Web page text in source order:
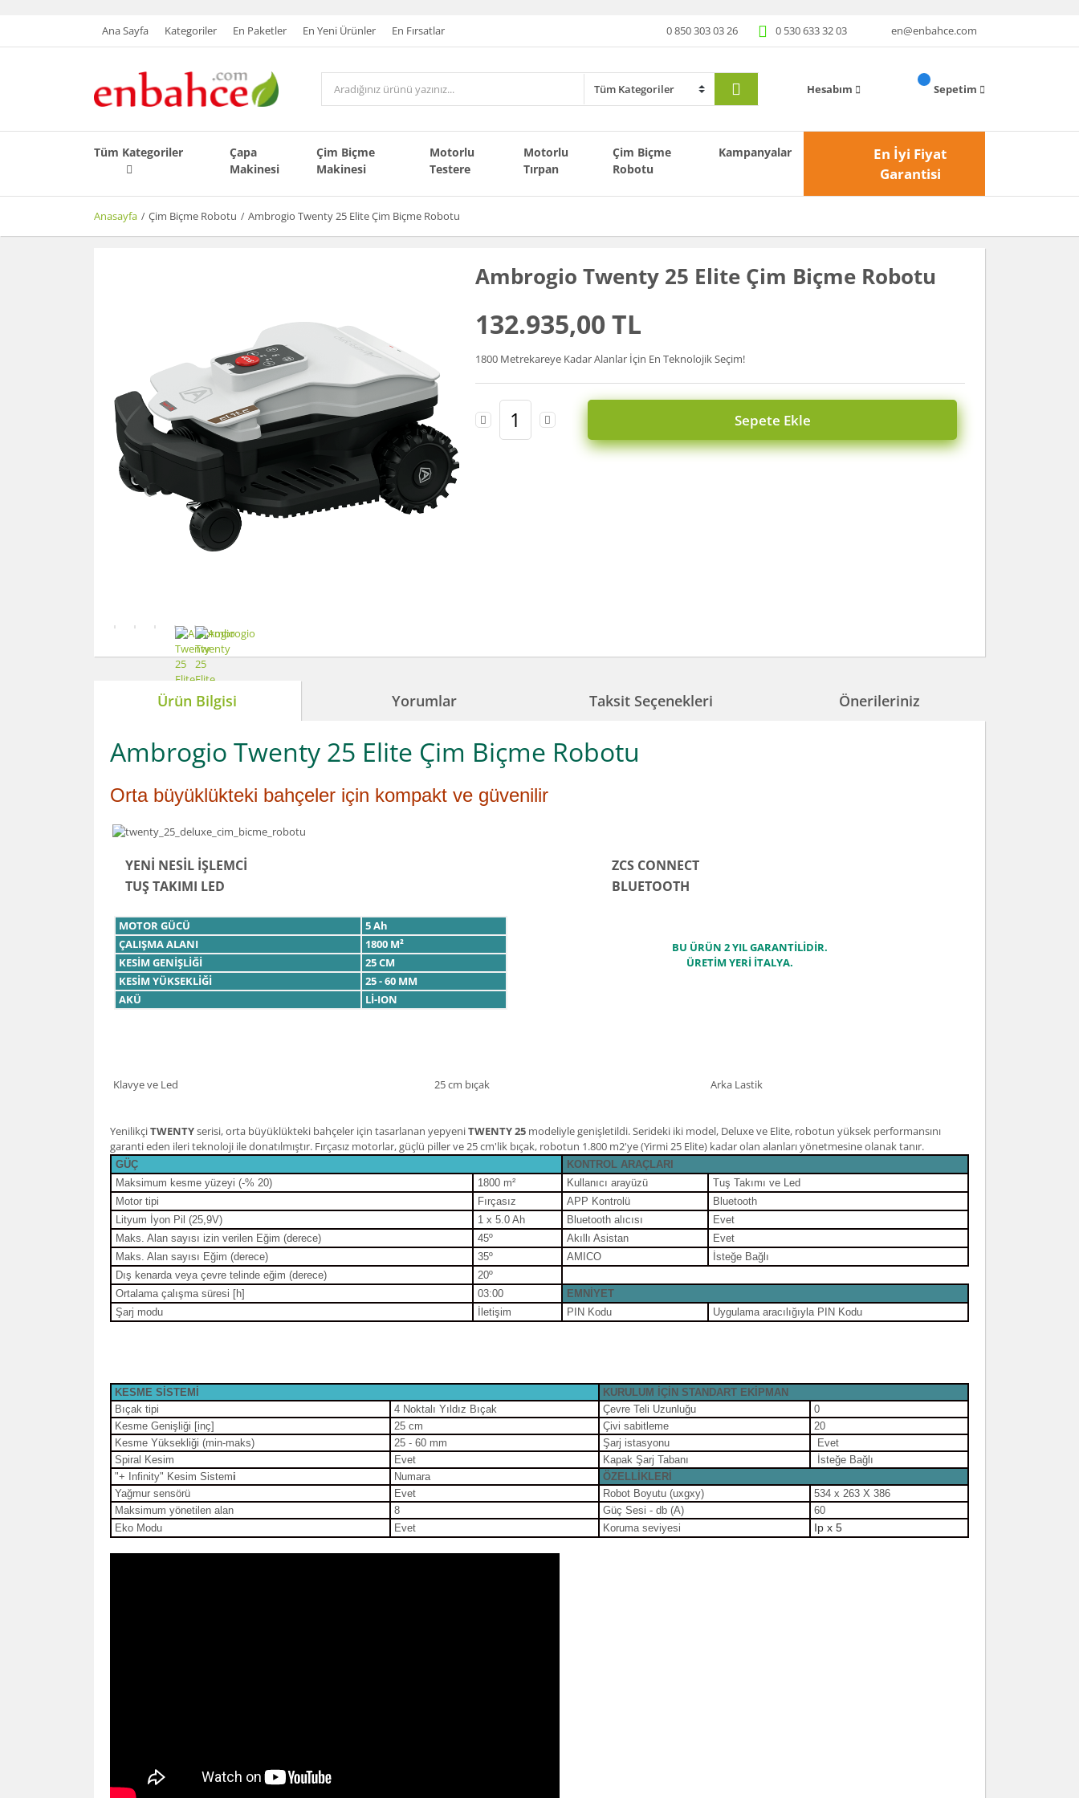
Ana Sayfa Kategoriler En Paketler En Yeni Ürünler En Fırsatlar 0 850 303 03 26 0 530 633 32 03 en@enbahce.com
Hesabım Sepetim
Tüm Kategoriler
Çapa
Makinesi
Çim Biçme
Makinesi
Motorlu
Testere
Motorlu
Tırpan
Çim Biçme
Robotu
Kampanyalar
En İyi Fiyat
Garantisi
Anasayfa Çim Biçme Robotu Ambrogio Twenty 25 Elite Çim Biçme Robotu
Ambrogio Twenty 25 Elite Çim Biçme Robotu
132.935,00 TL
1800 Metrekareye Kadar Alanlar İçin En Teknolojik Seçim!
Sepete Ekle
Ürün Bilgisi Yorumlar Taksit Seçenekleri Önerileriniz
Ambrogio Twenty 25 Elite Çim Biçme Robotu
Orta büyüklükteki bahçeler için kompakt ve güvenilir
YENİ NESİL İŞLEMCİ
ZCS CONNECT
TUŞ TAKIMI LED
BLUETOOTH
MOTOR GÜCÜ
5 Ah
ÇALIŞMA ALANI
1800 M²
KESİM GENİŞLİĞİ
25 CM
KESİM YÜKSEKLİĞİ
25 - 60 MM
AKÜ
Lİ-ION
BU ÜRÜN 2 YIL GARANTİLİDİR.
ÜRETİM YERİ İTALYA.
Klavye ve Led 25 cm bıçak Arka Lastik
YenilikçiTWENTYserisi, orta büyüklükteki bahçeler için tasarlanan yepyeniTWENTY 25 modeliyle genişletildi. Serideki iki model, Deluxe ve Elite, robotun yüksek performansını
garanti eden ileri teknoloji ile donatılmıştır. Fırçasız motorlar, güçlü piller ve 25 cm'lik bıçak, robotun 1.800 m2'ye (Yirmi 25 Elite) kadar olan alanları yönetmesine olanak tanır.
GÜÇ
KONTROL ARAÇLARI
Maksimum kesme yüzeyi (-% 20)
1800 m² Kullanıcı arayüzü
Tuş Takımı ve Led
Motor tipi
Fırçasız APP Kontrolü
Bluetooth
Lityum İyon Pil (25,9V) 1 x 5.0 Ah Bluetooth alıcısı
Evet
Maks. Alan sayısı izin verilen Eğim (derece)
45º Akıllı Asistan
Evet
Maks. Alan sayısı Eğim (derece)
35º AMICO
İsteğe Bağlı
Dış kenarda veya çevre telinde eğim (derece)
20º
Ortalama çalışma süresi [h]
03:00
EMNİYET
Şarj modu
İletişim PIN Kodu Uygulama aracılığıyla PIN Kodu
KESME SİSTEMİ
KURULUM İÇİN STANDART EKİPMAN
Bıçak tipi 4 Noktalı Yıldız Bıçak Çevre Teli Uzunluğu
0
Kesme Genişliği [inç]
25 cm Çivi sabitleme
20
Kesme Yüksekliği (min-maks)
25 - 60 mm Şarj istasyonu
Evet
Spiral Kesim
Evet Kapak Şarj Tabanı
İsteğe Bağlı
"+ Infinity" Kesim Sistemi Numara
ÖZELLİKLERİ
Yağmur sensörü
Evet Robot Boyutu (uxgxy)
534 x 263 X 386
Maksimum yönetilen alan
8 Güç Sesi - db (A)
60
Eko Modu
Evet Koruma seviyesi Ip x 5